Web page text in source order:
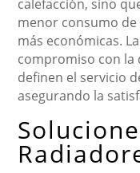
calefacción, sino
menor consumo
más económicas.
compromiso con la
definen el servicio
asegurando la